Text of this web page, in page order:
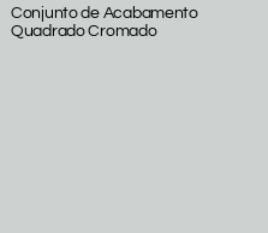
Conjunto de Acabamento
Quadrado Cromado